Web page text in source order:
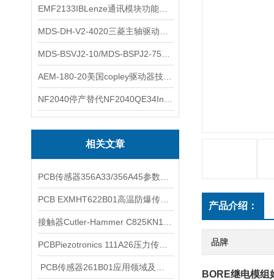
相关文章
产品介绍：
品牌
BORE继电模组